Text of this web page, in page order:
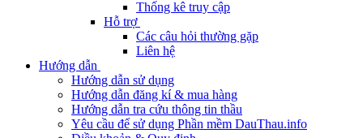
Thống kê truy cập
Hỗ trợ
Các câu hỏi thường gặp
Liên hệ
Hướng dẫn
Hướng dẫn sử dụng
Hướng dẫn đăng kí & mua hàng
Hướng dẫn tra cứu thông tin thầu
Yêu cầu để sử dụng Phần mềm DauThau.info